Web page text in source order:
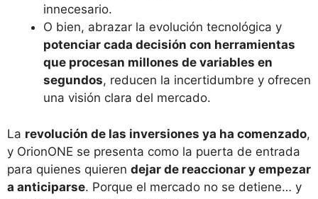
innecesario.
O bien, abrazar la evolución tecnológica y
potenciar cada decisión con herramientas
que procesan millones de variables en
segundos, reducen la incertidumbre y ofrecen
una visión clara del mercado.
La revolución de las inversiones ya ha comenzado,
y OrionONE se presenta como la puerta de entrada
para quienes quieren dejar de reaccionar y empezar
a anticiparse. Porque el mercado no se detiene… y